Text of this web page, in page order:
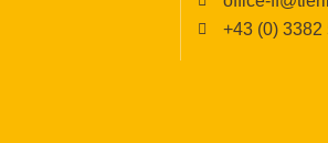
+43 (0) 3382